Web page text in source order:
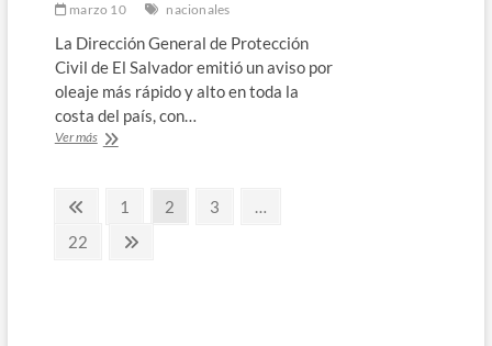
marzo 10 nacionales
La Dirección General de Protección
Civil de El Salvador emitió un aviso por
oleaje más rápido y alto en toda la
costa del país, con…
Ver másProtección
oleaje
Paginación
de
PáginaPágina
1 Página
2 Página
3
…
Página
22
Página